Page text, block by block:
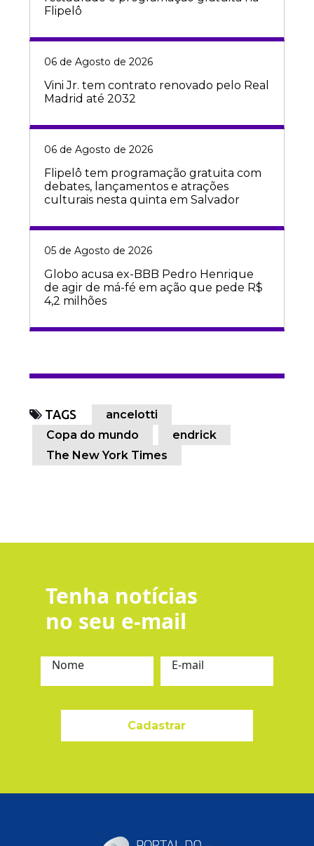
Flipelô
06 de Agosto de 2026
Vini Jr. tem contrato renovado pelo Real
Madrid até 2032
06 de Agosto de 2026
Flipelô tem programação gratuita com
debates, lançamentos e atrações
culturais nesta quinta em Salvador
05 de Agosto de 2026
Globo acusa ex-BBB Pedro Henrique
de agir de má-fé em ação que pede R$
4,2 milhões
TAGS
ancelotti
Copa do mundo
endrick
The New York Times
Tenha notícias
no seu e-mail
Nome E-mail
Cadastrar